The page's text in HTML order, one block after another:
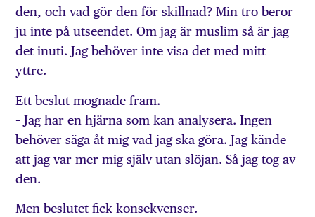
den, och vad gör den för skillnad? Min tro beror
ju inte på utseendet. Om jag är muslim så är jag
det inuti. Jag behöver inte visa det med mitt
yttre.
Ett beslut mognade fram.
– Jag har en hjärna som kan analysera. Ingen
behöver säga åt mig vad jag ska göra. Jag kände
att jag var mer mig själv utan slöjan. Så jag tog av
den.
Men beslutet fick konsekvenser.